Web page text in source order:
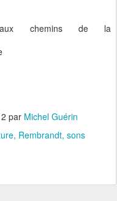
chemins de la
par Michel Guérin
Rembrandt sons